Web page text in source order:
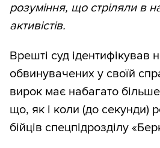
розуміння, що стріляли в
активістів.
Врешті суд ідентифікував
обвинувачених у своїй
вирок має набагато
що, як і коли (до секунди)
бійців спецпідрозділу